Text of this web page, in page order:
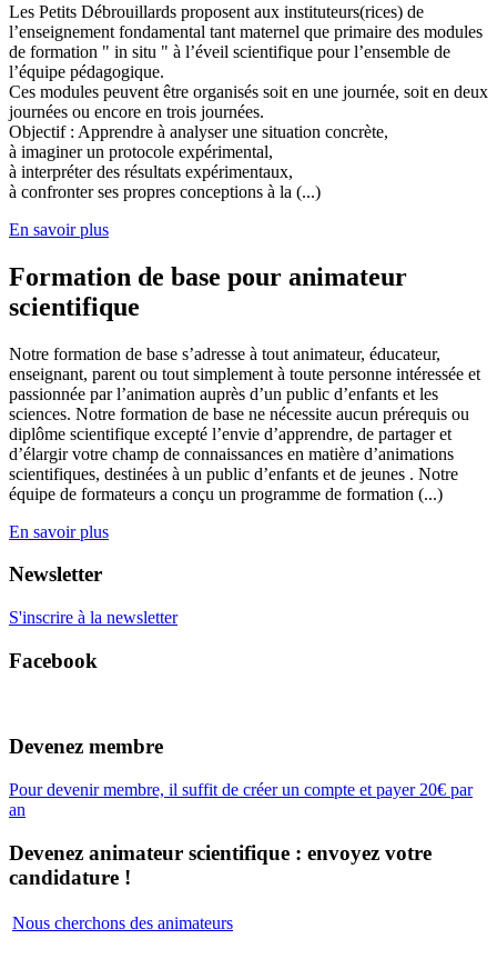
Les Petits Débrouillards proposent aux instituteurs(rices) de
l’enseignement fondamental tant maternel que primaire des modules
de formation " in situ " à l’éveil scientifique pour l’ensemble de
l’équipe pédagogique.
Ces modules peuvent être organisés soit en une journée, soit en deux
journées ou encore en trois journées.
Objectif : Apprendre à analyser une situation concrète,
à imaginer un protocole expérimental,
à interpréter des résultats expérimentaux,
à confronter ses propres conceptions à la (...)
En savoir plus
Formation de base pour animateur
scientifique
Notre formation de base s’adresse à tout animateur, éducateur,
enseignant, parent ou tout simplement à toute personne intéressée et
passionnée par l’animation auprès d’un public d’enfants et les
sciences. Notre formation de base ne nécessite aucun prérequis ou
diplôme scientifique excepté l’envie d’apprendre, de partager et
d’élargir votre champ de connaissances en matière d’animations
scientifiques, destinées à un public d’enfants et de jeunes . Notre
équipe de formateurs a conçu un programme de formation (...)
En savoir plus
Newsletter
S'inscrire à la newsletter
Facebook
Devenez membre
Pour devenir membre, il suffit de créer un compte et payer 20€ par
an
Devenez animateur scientifique : envoyez votre
candidature !
Nous cherchons des animateurs